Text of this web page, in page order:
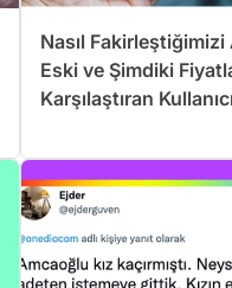
Nasıl Fakirleştiğimizi
Eski ve Şimdiki
Karşılaştıran